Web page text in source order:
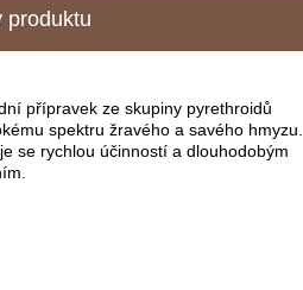
produktu
přípravek ze skupiny pyrethroidů
spektru žravého a savého hmyzu.
se rychlou účinností a dlouhodobým